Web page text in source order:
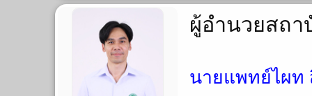
ผู้อำนวยสถา
นายแพทย์ไผท